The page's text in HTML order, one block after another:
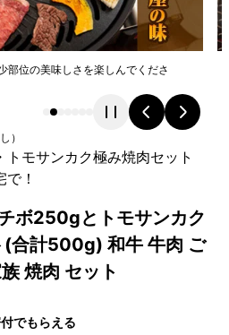
部位の美味しさを楽しんでくださ
）
モサンカク極み焼肉セット
！
ボ250gとトモサンカク
合計500g) 和牛 牛肉 ご
焼肉 セット
でもらえる